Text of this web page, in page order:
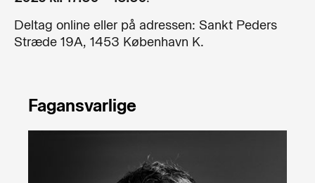
Deltag online eller på adressen: Sankt Peders
Stræde 19A, 1453 København K.
Fagansvarlige